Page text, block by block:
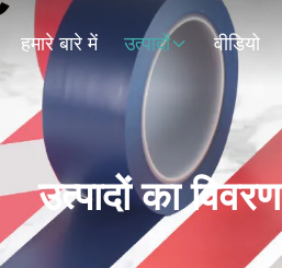
हमारे बारे में उत्पादों वीडियो
उत्पादों का विवरण